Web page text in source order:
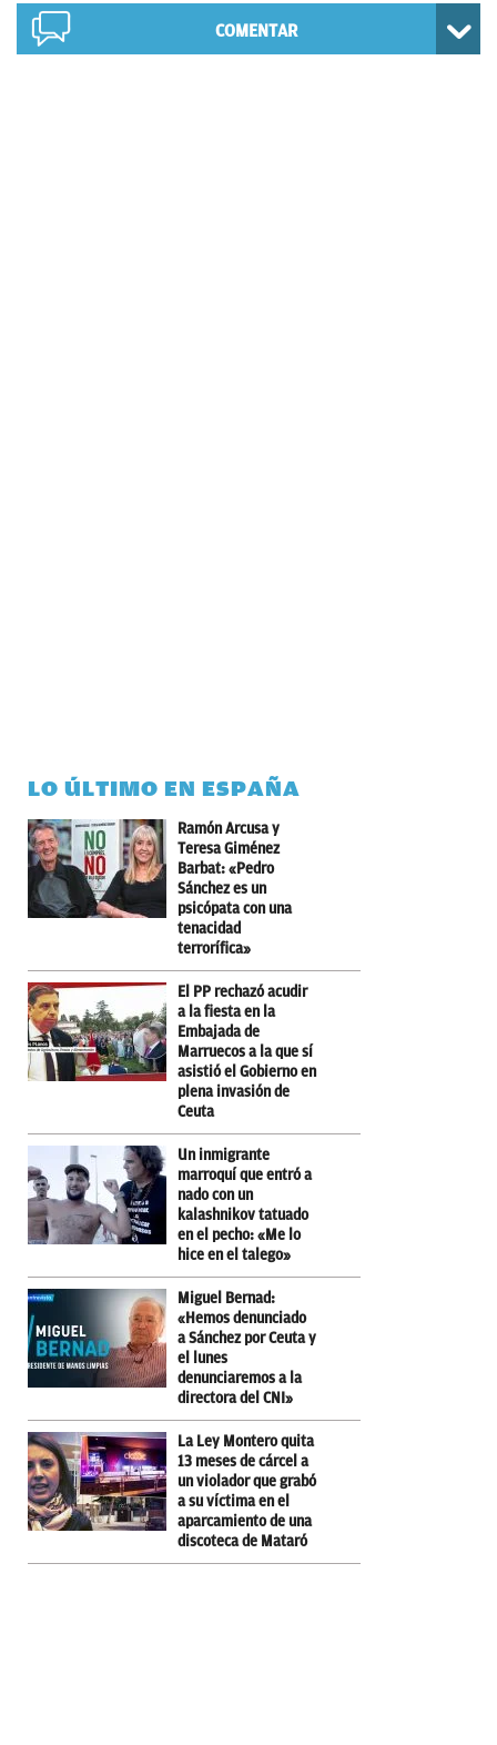
COMENTAR
LO ÚLTIMO EN ESPAÑA
Ramón Arcusa y
Teresa Giménez
Barbat: «Pedro
Sánchez es un
psicópata con una
tenacidad
terrorífica»
El PP rechazó acudir
a la fiesta en la
Embajada de
Marruecos a la que sí
asistió el Gobierno en
plena invasión de
Ceuta
Un inmigrante
marroquí que entró a
nado con un
kalashnikov tatuado
en el pecho: «Me lo
hice en el talego»
Miguel Bernad:
«Hemos denunciado
a Sánchez por Ceuta y
el lunes
denunciaremos a la
directora del CNI»
La Ley Montero quita
13 meses de cárcel a
un violador que grabó
a su víctima en el
aparcamiento de una
discoteca de Mataró